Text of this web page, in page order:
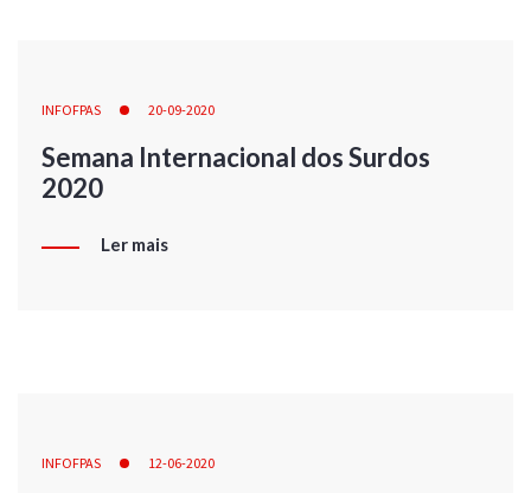
INFOFPAS 20-09-2020
Semana Internacional dos Surdos
2020
Ler mais
INFOFPAS 12-06-2020